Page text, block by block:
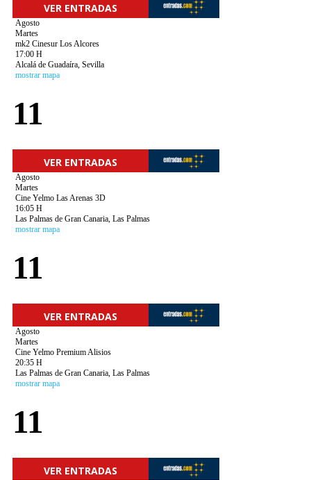
VER ENTRADAS
Agosto
Martes
mk2 Cinesur Los Alcores
17:00 H
Alcalá de Guadaíra, Sevilla
mostrar mapa
11
VER ENTRADAS
Agosto
Martes
Cine Yelmo Las Arenas 3D
16:05 H
Las Palmas de Gran Canaria, Las Palmas
mostrar mapa
11
VER ENTRADAS
Agosto
Martes
Cine Yelmo Premium Alisios
20:35 H
Las Palmas de Gran Canaria, Las Palmas
mostrar mapa
11
VER ENTRADAS